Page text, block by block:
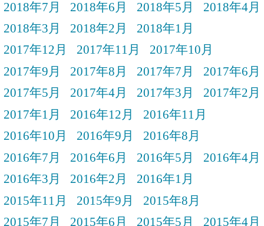
2018年7月
2018年6月 2018年5月
2018年4月
2018年3月
2018年2月
2018年1月
2017年12月
2017年11月
2017年10月
2017年9月
2017年8月 2017年7月
2017年6月
2017年5月
2017年4月 2017年3月
2017年2月
2017年1月
2016年12月
2016年11月
2016年10月
2016年9月
2016年8月
2016年7月
2016年6月 2016年5月
2016年4月
2016年3月
2016年2月
2016年1月
2015年11月
2015年9月
2015年8月
2015年7月
2015年6月 2015年5月 2015年4月